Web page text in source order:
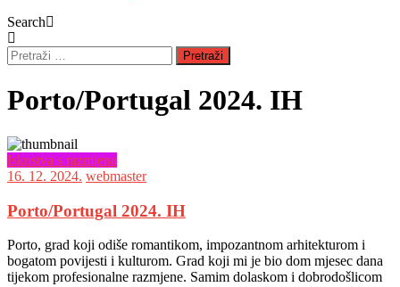
Search
Pretraži:
Porto/Portugal 2024. IH
Iskustva s razmjena
16. 12. 2024. webmaster
Porto/Portugal 2024. IH
Porto, grad koji odiše romantikom, impozantnom arhitekturom i
bogatom povijesti i kulturom. Grad koji mi je bio dom mjesec dana
tijekom profesionalne razmjene. Samim dolaskom i dobrodošlicom